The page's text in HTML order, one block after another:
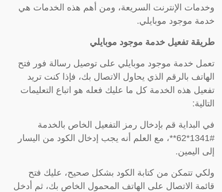
وخدمات الإنترنت السريعة، ومن أهم هذه الخدمات هي
خدمة موجود موبايلي.
طريقة تفعيل خدمة موجود موبايلي
تعمل خدمة موجود موبايلي على توصيل رسالة فور فتح
الهاتف بالرقم الذي يحاول الاتصال بك، فإذا كنت تريد
تفعيل هذه الخدمة كل ما عليك فعله هو اتباع التعليمات
التالية:
في البداية قم بإدخال رمز التفعيل الخاص بالخدمة
#1341*62**، مع العلم أنه يجب إدخال الكود من اليسار
إلى اليمين.
ولكي تتمكن من كتابة الكود بشكل صحيح، عليك فتح
قائمة الاتصال على الهاتف المحمول الخاص بك، ثم أدخل